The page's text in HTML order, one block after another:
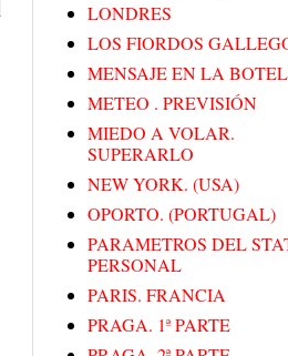
LONDRES
LOS FIORDOS
MENSAJE EN LA
METEO . PREVISIÓN
MIEDO A VOLAR.
SUPERARLO
NEW YORK. (USA)
OPORTO. (PORTUGAL)
PARAMETROS DEL
PERSONAL
PARIS. FRANCIA
PRAGA. 1ª PARTE